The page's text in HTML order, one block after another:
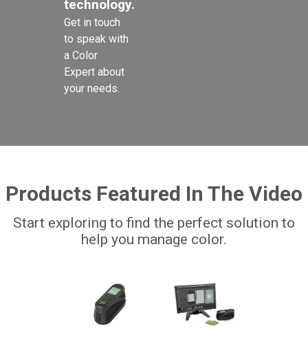
technology.
Get in touch
to speak with
a Color
Expert about
your needs.
Products Featured In The Video
Start exploring to find the perfect solution to
help you manage color.